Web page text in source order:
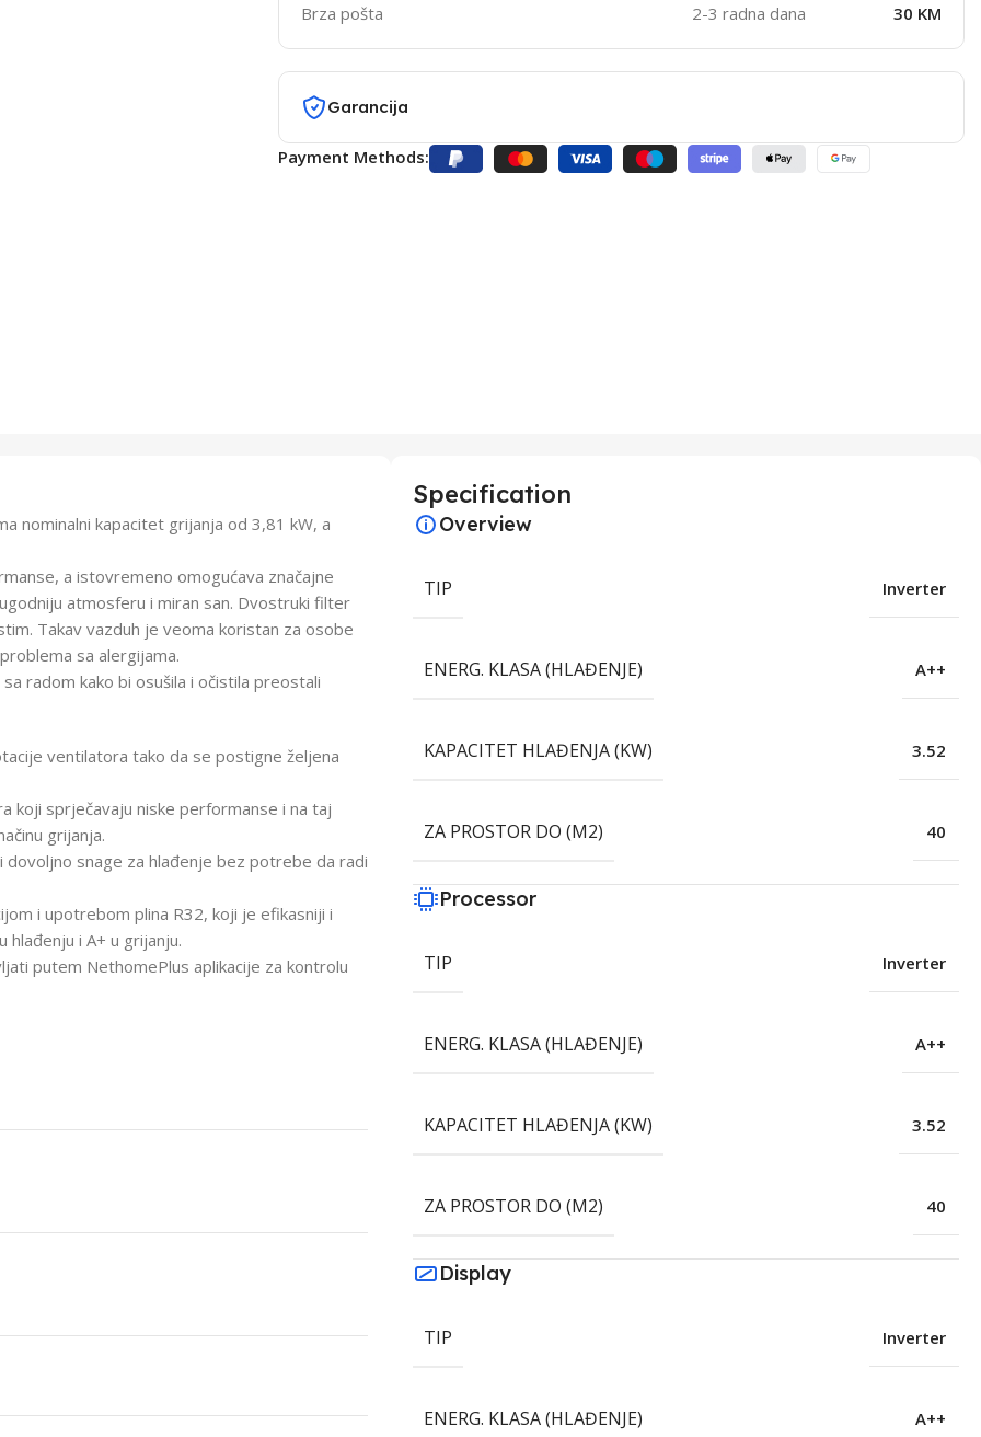
Brza pošta 2-3 radna dana 30 KM
Garancija
Payment Methods:
nominalni kapacitet grijanja od 3,81 kW, a
a istovremeno omogućava značajne
atmosferu i miran san. Dvostruki filter
Takav vazduh je veoma koristan za osobe
sa alergijama.
radom kako bi osušila i očistila preostali
ventilatora tako da se postigne željena
koji sprječavaju niske performanse i na taj
grijanja.
snage za hlađenje bez potrebe da radi
i upotrebom plina R32, koji je efikasniji i
hlađenju i A+ u grijanju.
putem NethomePlus aplikacije za kontrolu
Specification
Overview
TIP Inverter
ENERG. KLASA (HLAĐENJE) A++
KAPACITET HLAĐENJA (KW) 3.52
ZA PROSTOR DO (M2) 40
Processor
TIP Inverter
ENERG. KLASA (HLAĐENJE) A++
KAPACITET HLAĐENJA (KW) 3.52
ZA PROSTOR DO (M2) 40
Display
TIP Inverter
ENERG. KLASA (HLAĐENJE) A++